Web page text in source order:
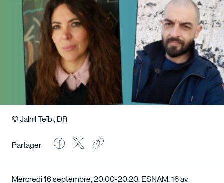
© Jalhil Teïbi, DR
Partager
Mercredi 16 septembre, 20:00-20:20, ESNAM, 16 av.